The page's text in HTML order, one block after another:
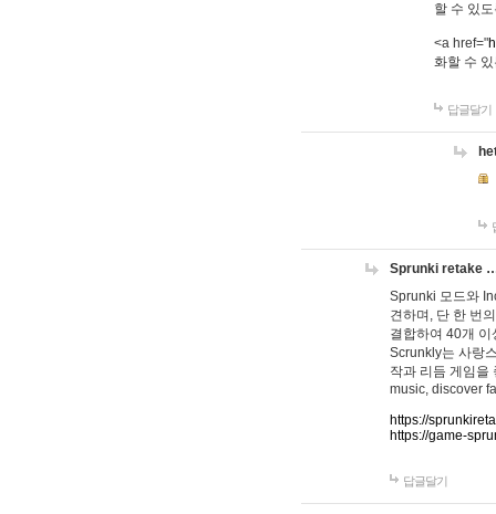
할 수 있
<a href="
화할 수
답글달기
Sprunki retake
Sprunki 모드와
견하며, 단 한 번
결합하여 40개
Scrunkly는 사랑
작과 리듬 게임을
music, discover
https://
https://game-
답글달기